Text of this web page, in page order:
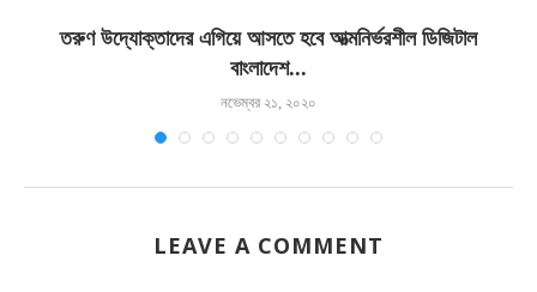
তরুণ উদ্যোক্তাদের এগিয়ে আসতে হবে আত্মনির্ভরশীল ডিজিটাল
বাংলাদেশ...
নভেম্বর ২১, ২০২০
LEAVE A COMMENT